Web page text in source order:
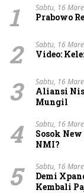
1 Sabtu, 16
Prabowo
2 Sabtu, 16
Video:
3 Sabtu, 16
Aliansi
Mungil
4 Sabtu, 16
Sosok
NMI?
5 Sabtu, 16
Demi
Kembali